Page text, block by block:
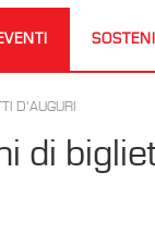
D’AUGURI
di